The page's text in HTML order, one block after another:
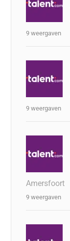
9 weergaven
9 weergaven
Amersfoort
9 weergaven